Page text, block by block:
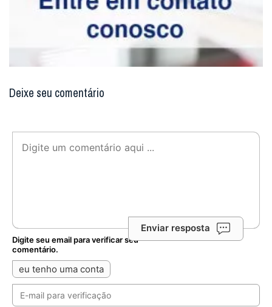
Deixe seu comentário
Enviar resposta
Digite seu email para verificar seu
comentário.
eu tenho uma conta